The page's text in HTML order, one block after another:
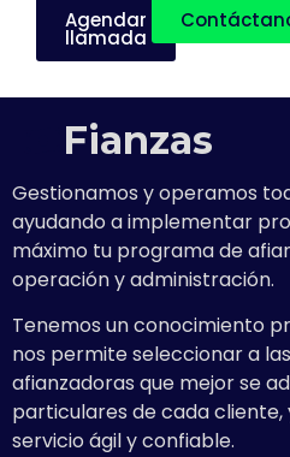
Agendar
llamada
Fianzas
Gestionamos y operamos
ayudando a implementar
máximo tu programa de
operación y administración.
Tenemos un conocimiento
nos permite seleccionar a
afianzadoras que mejor se
particulares de cada cliente,
servicio ágil y confiable.